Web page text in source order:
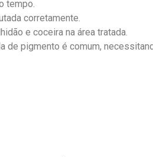
tempo.
corretamente.
e coceira na área tratada.
de pigmento é comum,